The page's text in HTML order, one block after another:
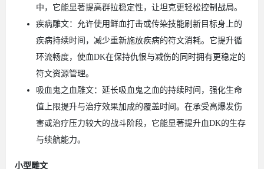
中，它能显著提高群拉稳定性，让坦克更轻松控制战局。
疾病雕文：允许使用鲜血打击或传染技能刷新目标身上的
疾病持续时间，减少重新施放疾病的符文消耗。它提升循
环流畅度，使血DK在保持仇恨与减伤的同时拥有更稳定的
符文资源管理。
吸血鬼之血雕文：延长吸血鬼之血的持续时间，强化生命
值上限提升与治疗效果加成的覆盖时间。在承受高爆发伤
害或治疗压力较大的战斗阶段，它能显著提升血DK的生存
与续航能力。
小型雕文